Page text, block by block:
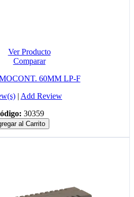
Ver Producto
Comparar
60MM LP-F
| Add Review
30359
al Carrito